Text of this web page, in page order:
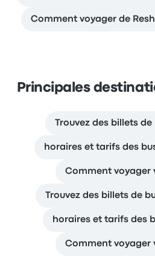
Comment voyager de
Principales
Trouvez des billets
horaires et tarifs des
Comment voyager
Trouvez des billets de
horaires et tarifs des
Comment voyager